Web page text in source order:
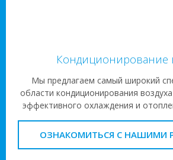
Кондиционирование
Мы предлагаем самый широкий
области кондиционирования
эффективного охлаждения и
ОЗНАКОМИТЬСЯ С НАШИМИ